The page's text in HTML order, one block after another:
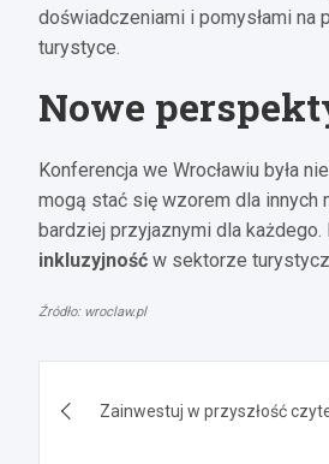
doświadczeniami i pomysłami
turystyce.
Nowe
Konferencja we Wrocławiu była
mogą stać się wzorem dla innych
bardziej przyjaznymi dla
inkluzyjność w sektorze
Źródło: wroclaw.pl
wpisu
Zainwestuj w przyszłość